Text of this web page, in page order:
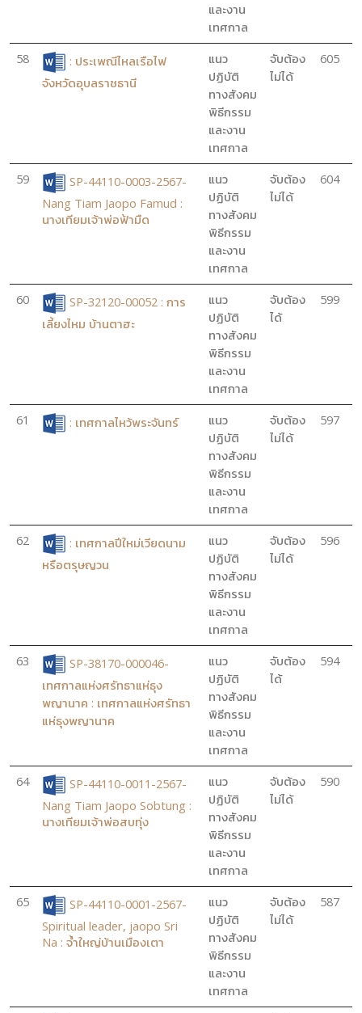
และงาน
เทศกาล
58
: ประเพณีไหลเรือไฟ
จังหวัดอุบลราชธานี
แนว
ปฏิบัติ
ทางสังคม
พิธีกรรม
และงาน
เทศกาล
จับต้อง
ไม่ได้
605
59
SP-44110-0003-2567-
Nang Tiam Jaopo Famud :
นางเทียมเจ้าพ่อฟ้ามืด
แนว
ปฏิบัติ
ทางสังคม
พิธีกรรม
และงาน
เทศกาล
จับต้อง
ไม่ได้
604
60
SP-32120-00052 : การ
เลี้ยงไหม บ้านตาฮะ
แนว
ปฏิบัติ
ทางสังคม
พิธีกรรม
และงาน
เทศกาล
จับต้อง
ได้
599
61 : เทศกาลไหว้พระจันทร์
แนว
ปฏิบัติ
ทางสังคม
พิธีกรรม
และงาน
เทศกาล
จับต้อง
ไม่ได้
597
62
: เทศกาลปีใหม่เวียดนาม
หรือตรุษญวน
แนว
ปฏิบัติ
ทางสังคม
พิธีกรรม
และงาน
เทศกาล
จับต้อง
ไม่ได้
596
63
SP-38170-000046-
เทศกาลแห่งศรัทธาแห่ธุง
พญานาค : เทศกาลแห่งศรัทธา
แห่ธุงพญานาค
แนว
ปฏิบัติ
ทางสังคม
พิธีกรรม
และงาน
เทศกาล
จับต้อง
ได้
594
64
SP-44110-0011-2567-
Nang Tiam Jaopo Sobtung :
นางเทียมเจ้าพ่อสบทุ่ง
แนว
ปฏิบัติ
ทางสังคม
พิธีกรรม
และงาน
เทศกาล
จับต้อง
ไม่ได้
590
65
SP-44110-0001-2567-
Spiritual leader, jaopo Sri
Na : จ้ำใหญ่บ้านเมืองเตา
แนว
ปฏิบัติ
ทางสังคม
พิธีกรรม
และงาน
เทศกาล
จับต้อง
ไม่ได้
587